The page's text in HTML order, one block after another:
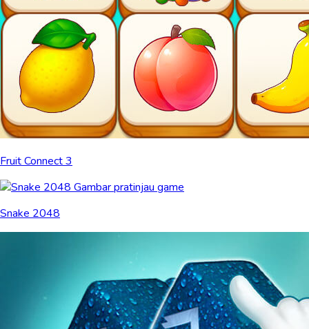
Fruit Connect 3
Snake 2048